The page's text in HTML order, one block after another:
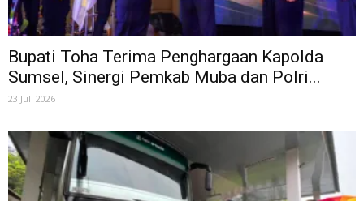
Bupati Toha Terima Penghargaan Kapolda
Sumsel, Sinergi Pemkab Muba dan Polri...
23 Juli 2026